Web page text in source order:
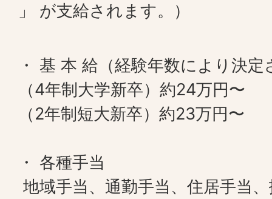
」 が支給されます。）
・ 基 本 給（経験年数により決
（4年制大学新卒）約24万円〜
（2年制短大新卒）約23万円〜
・ 各種手当
地域手当、通勤手当、住居手当